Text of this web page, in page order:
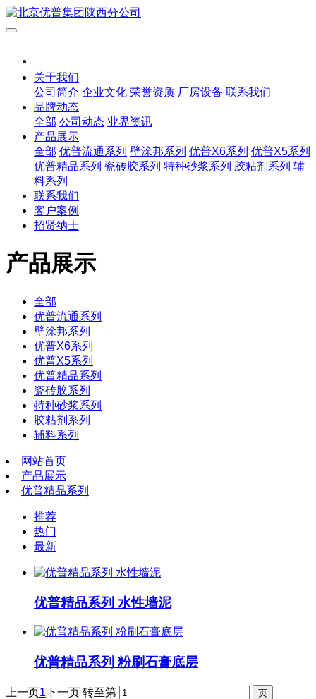
关于我们
公司简介 企业文化 荣誉资质 厂房设备 联系我们
品牌动态
全部 公司动态 业界资讯
产品展示
全部 优普流通系列 壁涂邦系列 优普X6系列 优普X5系列
优普精品系列 瓷砖胶系列 特种砂浆系列 胶粘剂系列 辅
料系列
联系我们
客户案例
招贤纳士
产品展示
全部
优普流通系列
壁涂邦系列
优普X6系列
优普X5系列
优普精品系列
瓷砖胶系列
特种砂浆系列
胶粘剂系列
辅料系列
网站首页
产品展示
优普精品系列
推荐
热门
最新
优普精品系列 水性墙泥
优普精品系列 粉刷石膏底层
上一页1下一页 转至第